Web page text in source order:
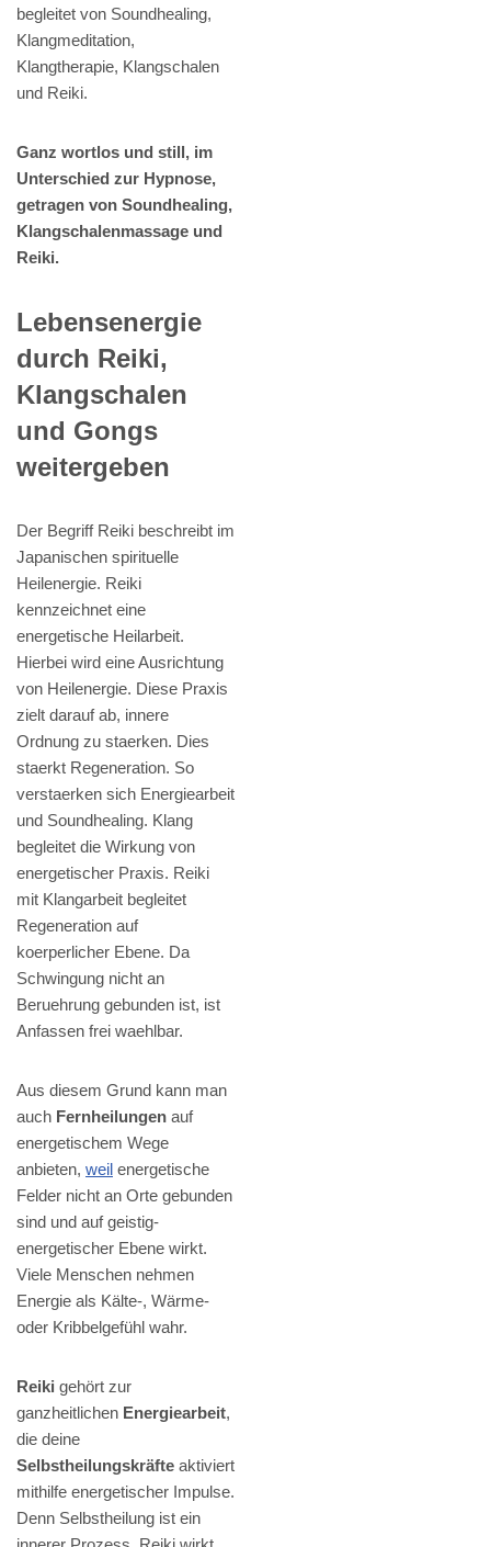
begleitet von Soundhealing,
Klangmeditation,
Klangtherapie, Klangschalen
und Reiki.
Ganz wortlos und still, im
Unterschied zur Hypnose,
getragen von Soundhealing,
Klangschalenmassage und
Reiki.
Lebensenergie
durch Reiki,
Klangschalen
und Gongs
weitergeben
Der Begriff Reiki beschreibt im
Japanischen spirituelle
Heilenergie. Reiki
kennzeichnet eine
energetische Heilarbeit.
Hierbei wird eine Ausrichtung
von Heilenergie. Diese Praxis
zielt darauf ab, innere
Ordnung zu staerken. Dies
staerkt Regeneration. So
verstaerken sich Energiearbeit
und Soundhealing. Klang
begleitet die Wirkung von
energetischer Praxis. Reiki
mit Klangarbeit begleitet
Regeneration auf
koerperlicher Ebene. Da
Schwingung nicht an
Beruehrung gebunden ist, ist
Anfassen frei waehlbar.
Aus diesem Grund kann man
auch Fernheilungen auf
energetischem Wege
anbieten, weil energetische
Felder nicht an Orte gebunden
sind und auf geistig-
energetischer Ebene wirkt.
Viele Menschen nehmen
Energie als Kälte-, Wärme-
oder Kribbelgefühl wahr.
Reiki gehört zur
ganzheitlichen Energiearbeit,
die deine
Selbstheilungskräfte aktiviert
mithilfe energetischer Impulse.
Denn Selbstheilung ist ein